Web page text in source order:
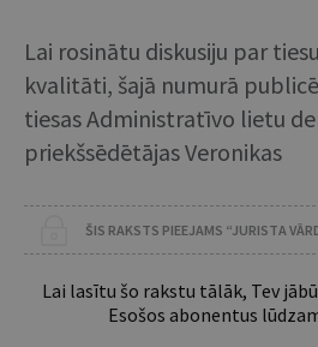
Lai rosinātu diskusiju par
kvalitāti, šajā numurā
tiesas Administratīvo lietu
priekšsēdētājas Veronikas
ŠIS RAKSTS PIEEJAMS “JURISTA
Lai lasītu šo rakstu tālāk, Tev
Esošos abonentus